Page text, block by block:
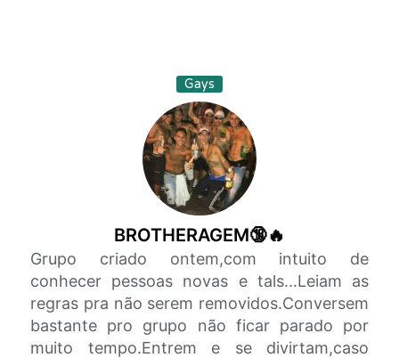
Gays
BROTHERAGEM🔞🔥
Grupo criado ontem,com intuito de
conhecer pessoas novas e tals...Leiam as
regras pra não serem removidos.Conversem
bastante pro grupo não ficar parado por
muito tempo.Entrem e se divirtam,caso